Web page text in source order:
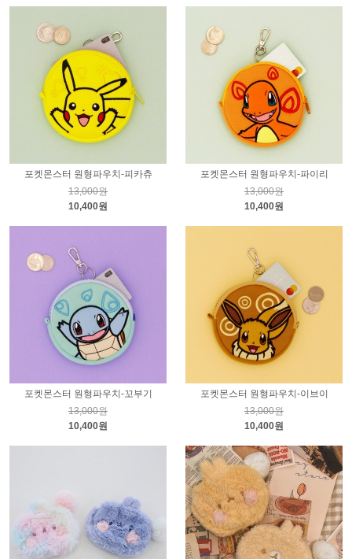
포켓몬스터 원형파우치-피카츄
13,000원
10,400원
포켓몬스터 원형파우치-파이리
13,000원
10,400원
포켓몬스터 원형파우치-꼬부기
13,000원
10,400원
포켓몬스터 원형파우치-이브이
13,000원
10,400원